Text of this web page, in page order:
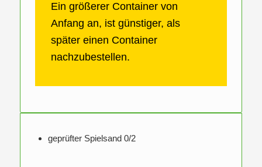
Ein größerer Container von
Anfang an, ist günstiger, als
später einen Container
nachzubestellen.
geprüfter Spielsand 0/2